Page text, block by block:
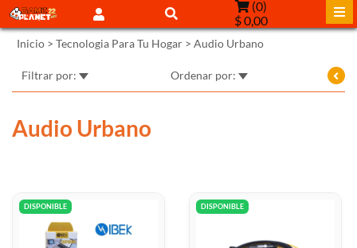
(0)
$ 0,00
Inicio > Tecnologia Para Tu Hogar > Audio Urbano
Filtrar por: Ordenar por:
Audio Urbano
DISPONIBLE DISPONIBLE